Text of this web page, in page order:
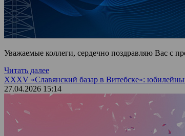
Уважаемые коллеги, сердечно поздравляю Вас с
Читать далее
XXXV «Славянский базар в Витебске»:
27.04.2026 15:14